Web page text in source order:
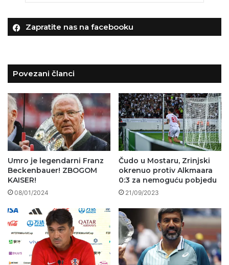
Zapratite nas na facebooku
Povezani članci
Umro je legendarni Franz
Beckenbauer! ZBOGOM
KAISER!
08/01/2024
Čudo u Mostaru, Zrinjski
okrenuo protiv Alkmaara
0:3 za nemoguću pobjedu
21/09/2023